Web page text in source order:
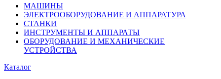
МАШИНЫ
ЭЛЕКТРООБОРУДОВАНИЕ И АППАРАТУРА
СТАНКИ
ИНСТРУМЕНТЫ И АППАРАТЫ
ОБОРУДОВАНИЕ И МЕХАНИЧЕСКИЕ
УСТРОЙСТВА
Каталог